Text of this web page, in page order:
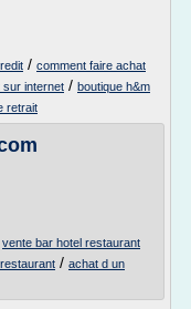
/ comment faire achat
sur internet / boutique h&m
retrait
vente bar hotel restaurant
/ achat d un